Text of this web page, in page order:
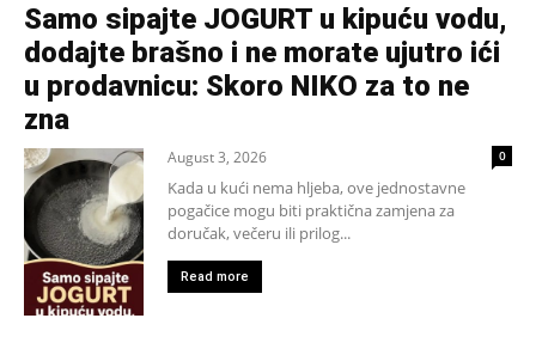
Samo sipajte JOGURT u kipuću vodu,
dodajte brašno i ne morate ujutro ići
u prodavnicu: Skoro NIKO za to ne
zna
August 3, 2026 0
Kada u kući nema hljeba, ove jednostavne
pogačice mogu biti praktična zamjena za
doručak, večeru ili prilog...
Read more